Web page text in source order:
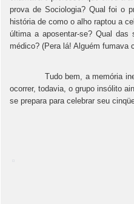
prova de Sociologia? Qual foi o
história de como o alho raptou a
última a aposentar-se? Qual das
médico? (Pera lá! Alguém fumava
Tudo bem, a memória
ocorrer, todavia, o grupo insólito
se prepara para celebrar seu